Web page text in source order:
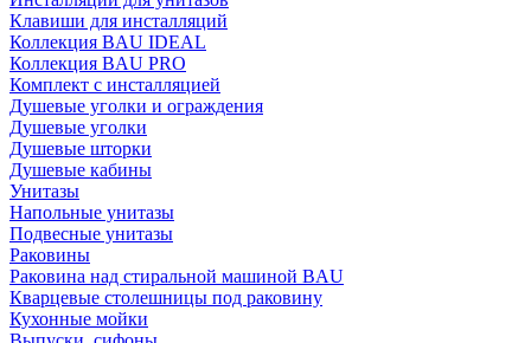
Клавиши для инсталляций
Коллекция BAU IDEAL
Коллекция BAU PRO
Комплект с инсталляцией
Душевые уголки и ограждения
Душевые уголки
Душевые шторки
Душевые кабины
Унитазы
Напольные унитазы
Подвесные унитазы
Раковины
Раковина над стиральной машиной BAU
Кварцевые столешницы под раковину
Кухонные мойки